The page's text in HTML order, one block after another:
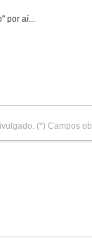
por aí...
(*) Campos